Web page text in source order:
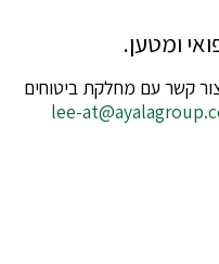
ומטען.
קשר עם מחלקת ביטוחים
lee-